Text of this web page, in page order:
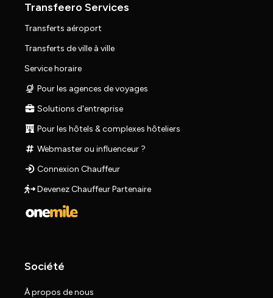
Transfeero Services
Transferts aéroport
Transferts de ville à ville
Service horaire
Pour les agences de voyages
Solutions d'entreprise
Pour les hôtels & complexes hôteliers
Webmaster ou influenceur ?
Connexion Chauffeur
Devenez Chauffeur Partenaire
Société
À propos de nous